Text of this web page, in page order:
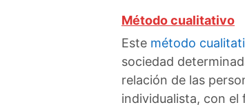
Método cualitativo
Este método
sociedad
relación de las
individualista, con